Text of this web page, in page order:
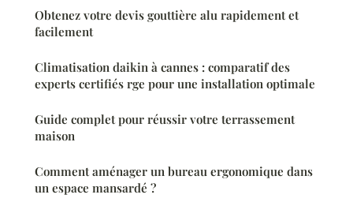
Obtenez votre devis gouttière alu rapidement et
facilement
Climatisation daikin à cannes : comparatif des
experts certifiés rge pour une installation optimale
Guide complet pour réussir votre terrassement
maison
Comment aménager un bureau ergonomique dans
un espace mansardé ?